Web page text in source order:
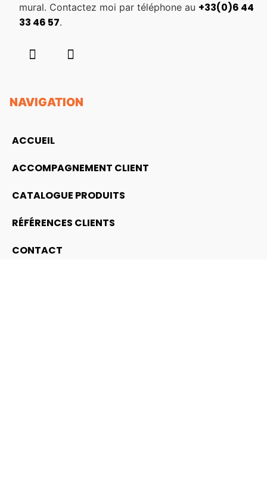
mural. Contactez moi par téléphone au +33(0)6 44
33 46 57.
NAVIGATION
ACCUEIL
ACCOMPAGNEMENT CLIENT
CATALOGUE PRODUITS
RÉFÉRENCES CLIENTS
CONTACT